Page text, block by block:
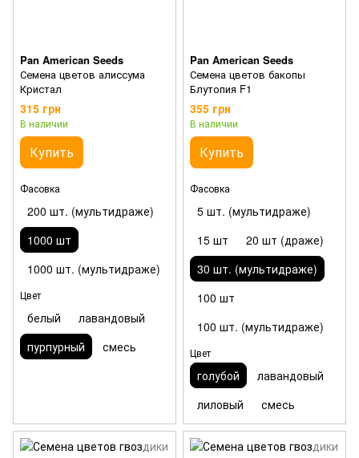
Pan American Seeds
Семена цветов алиссума
Кристал
315 грн
В наличии
Купить
Фасовка
200 шт. (мультидраже)
1000 шт
1000 шт. (мультидраже)
Цвет
белый
лавандовый
пурпурный
смесь
Pan American Seeds
Семена цветов бакопы
Блутопия F1
355 грн
В наличии
Купить
Фасовка
5 шт. (мультидраже)
15 шт
20 шт (драже)
30 шт. (мультидраже)
100 шт
100 шт. (мультидраже)
Цвет
голубой
лавандовый
лиловый
смесь